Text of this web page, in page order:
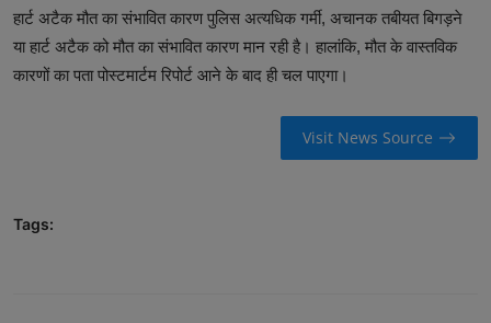
हार्ट अटैक मौत का संभावित कारण पुलिस अत्यधिक गर्मी, अचानक तबीयत बिगड़ने
या हार्ट अटैक को मौत का संभावित कारण मान रही है। हालांकि, मौत के वास्तविक
कारणों का पता पोस्टमार्टम रिपोर्ट आने के बाद ही चल पाएगा।
Visit News Source
Tags: